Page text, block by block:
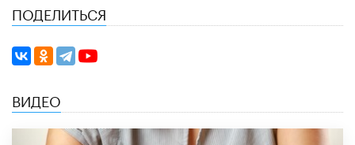
ПОДЕЛИТЬСЯ
ВИДЕО